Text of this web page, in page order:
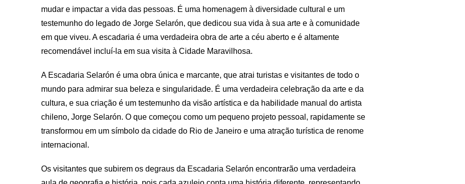
mudar e impactar a vida das pessoas. É uma homenagem à diversidade cultural e um
testemunho do legado de Jorge Selarón, que dedicou sua vida à sua arte e à comunidade
em que viveu. A escadaria é uma verdadeira obra de arte a céu aberto e é altamente
recomendável incluí-la em sua visita à Cidade Maravilhosa.
A Escadaria Selarón é uma obra única e marcante, que atrai turistas e visitantes de todo o
mundo para admirar sua beleza e singularidade. É uma verdadeira celebração da arte e da
cultura, e sua criação é um testemunho da visão artística e da habilidade manual do artista
chileno, Jorge Selarón. O que começou como um pequeno projeto pessoal, rapidamente se
transformou em um símbolo da cidade do Rio de Janeiro e uma atração turística de renome
internacional.
Os visitantes que subirem os degraus da Escadaria Selarón encontrarão uma verdadeira